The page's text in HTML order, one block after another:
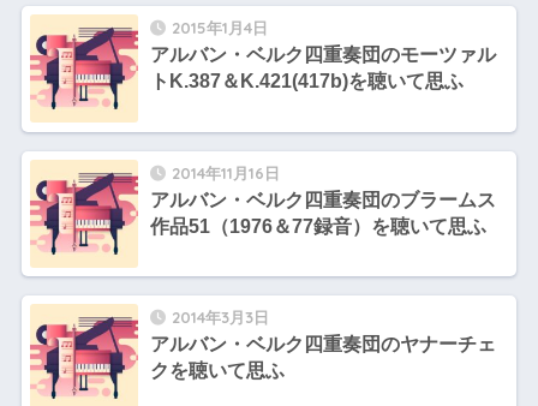
2015年1月4日
アルバン・ベルク四重奏団のモーツァル
トK.387＆K.421(417b)を聴いて思ふ
2014年11月16日
アルバン・ベルク四重奏団のブラームス
作品51（1976＆77録音）を聴いて思ふ
2014年3月3日
アルバン・ベルク四重奏団のヤナーチェ
クを聴いて思ふ